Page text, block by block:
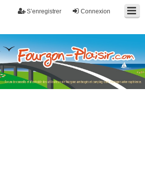
Connexion
S’enregistrer
des utilisateurs de fourgons, fourgons
car. Partagez votre expérience.